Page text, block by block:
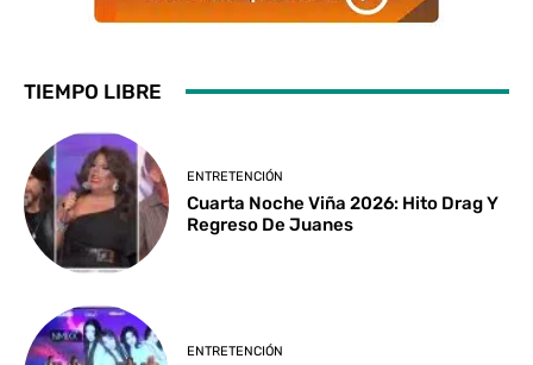
TIEMPO LIBRE
ENTRETENCIÓN
Cuarta Noche Viña 2026: Hito Drag Y
Regreso De Juanes
ENTRETENCIÓN